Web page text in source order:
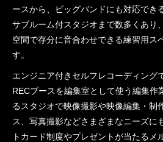
ースから、ビッグバンドにも対応でき
サブルーム付スタジオまで数多くあり
空間で存分に音合わせできる練習用ス
す。
エンジニア付きセルフレコーディング
RECブースを編集室として使う編集作
るスタジオで映像撮影や映像編集・制
ス、写真撮影などさまざまなニーズに
トカード制度やプレゼントが当たるメ